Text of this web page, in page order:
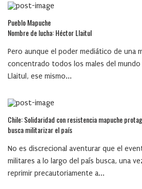
Pueblo Mapuche
Nombre de lucha: Héctor Llaitul
Pero aunque el poder mediático de una
concentrado todos los males del
Llaitul, ese mismo...
Chile: Solidaridad con resistencia mapuche
busca militarizar el país
No es discrecional aventurar que el
militares a lo largo del país busca, una
reprimir precautoriamente a...